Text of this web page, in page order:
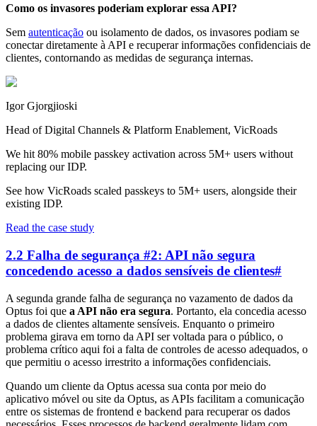
Como os invasores poderiam explorar essa API?
Sem autenticação ou isolamento de dados, os invasores podiam se
conectar diretamente à API e recuperar informações confidenciais de
clientes, contornando as medidas de segurança internas.
Igor Gjorgjioski
Head of Digital Channels & Platform Enablement, VicRoads
We hit 80% mobile passkey activation across 5M+ users without
replacing our IDP.
See how VicRoads scaled passkeys to 5M+ users, alongside their
existing IDP.
Read the case study
2.2 Falha de segurança #2: API não segura
concedendo acesso a dados sensíveis de clientes#
A segunda grande falha de segurança no vazamento de dados da
Optus foi que a API não era segura. Portanto, ela concedia acesso
a dados de clientes altamente sensíveis. Enquanto o primeiro
problema girava em torno da API ser voltada para o público, o
problema crítico aqui foi a falta de controles de acesso adequados, o
que permitiu o acesso irrestrito a informações confidenciais.
Quando um cliente da Optus acessa sua conta por meio do
aplicativo móvel ou site da Optus, as APIs facilitam a comunicação
entre os sistemas de frontend e backend para recuperar os dados